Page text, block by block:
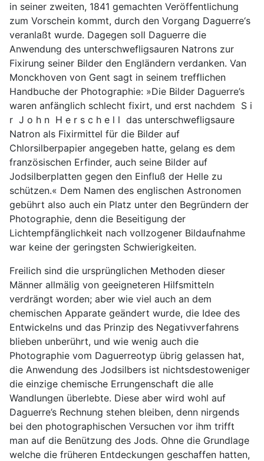
in seiner zweiten, 1841 gemachten Veröffentlichung
zum Vorschein kommt, durch den Vorgang Daguerre‘s
veranlaßt wurde. Dagegen soll Daguerre die
Anwendung des unterschwefligsauren Natrons zur
Fixirung seiner Bilder den Engländern verdanken. Van
Monckhoven von Gent sagt in seinem trefflichen
Handbuche der Photographie: »Die Bilder Daguerre’s
waren anfänglich schlecht fixirt, und erst nachdem S i
r J o h n H e r s c h e l l das unterschwefligsaure
Natron als Fixirmittel für die Bilder auf
Chlorsilberpapier angegeben hatte, gelang es dem
französischen Erfinder, auch seine Bilder auf
Jodsilberplatten gegen den Einfluß der Helle zu
schützen.« Dem Namen des englischen Astronomen
gebührt also auch ein Platz unter den Begründern der
Photographie, denn die Beseitigung der
Lichtempfänglichkeit nach vollzogener Bildaufnahme
war keine der geringsten Schwierigkeiten.
Freilich sind die ursprünglichen Methoden dieser
Männer allmälig von geeigneteren Hilfsmitteln
verdrängt worden; aber wie viel auch an dem
chemischen Apparate geändert wurde, die Idee des
Entwickelns und das Prinzip des Negativverfahrens
blieben unberührt, und wie wenig auch die
Photographie vom Daguerreotyp übrig gelassen hat,
die Anwendung des Jodsilbers ist nichtsdestoweniger
die einzige chemische Errungenschaft die alle
Wandlungen überlebte. Diese aber wird wohl auf
Daguerre’s Rechnung stehen bleiben, denn nirgends
bei den photographischen Versuchen vor ihm trifft
man auf die Benützung des Jods. Ohne die Grundlage
welche die früheren Entdeckungen geschaffen hatten,